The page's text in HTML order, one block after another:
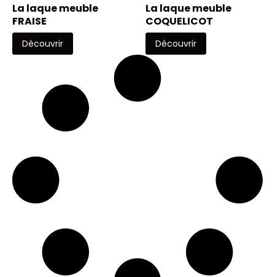
La laque meuble
FRAISE
Découvrir
La laque meuble
COQUELICOT
Découvrir